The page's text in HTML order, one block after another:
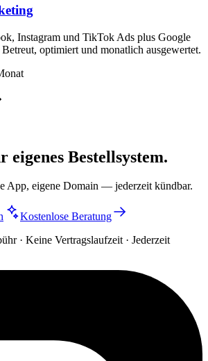
Instagram und TikTok Ads plus Google
optimiert und monatlich ausgewertet.
eigenes Bestellsystem.
App, eigene Domain — jederzeit kündbar.
Kostenlose Beratung
· Keine Vertragslaufzeit · Jederzeit